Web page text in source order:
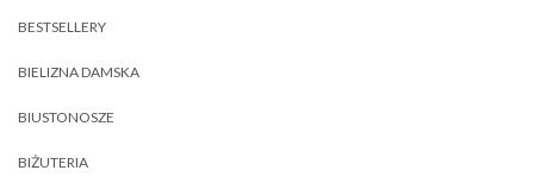
BESTSELLERY
BIELIZNA DAMSKA
BIUSTONOSZE
BIŻUTERIA